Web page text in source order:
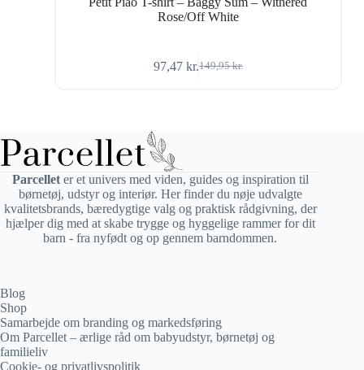
Rose/Off White
149,95kr.
Den
97,47 kr.Den
Parcelleter et univers med viden, guides og inspiration til
børnetøj, udstyr og interiør. Her finder du nøje udvalgte
kvalitetsbrands, bæredygtige valg og praktisk rådgivning, der
hjælper dig med at skabe trygge og hyggelige rammer for dit
barn - fra nyfødt og op gennem barndommen.
Blog
Shop
Samarbejde om branding og markedsføring
Om Parcellet – ærlige råd om babyudstyr, børnetøj og
familieliv
Cookie- og privatlivspolitik